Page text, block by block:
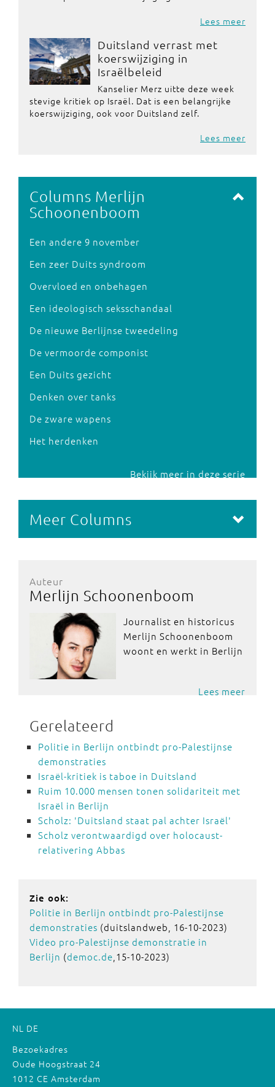
Lees meer
Duitsland verrast met
koerswijziging in
Israëlbeleid
Kanselier Merz uitte deze week
stevige kritiek op Israël. Dat is een belangrijke
koerswijziging, ook voor Duitsland zelf.
Lees meer
Columns Merlijn
Schoonenboom
Een andere 9 november
Een zeer Duits syndroom
Overvloed en onbehagen
Een ideologisch seksschandaal
De nieuwe Berlijnse tweedeling
De vermoorde componist
Een Duits gezicht
Denken over tanks
De zware wapens
Het herdenken
Bekijk meer in deze serie
Meer Columns
Auteur
Merlijn Schoonenboom
Journalist en historicus
Merlijn Schoonenboom
woont en werkt in Berlijn
Lees meer
Gerelateerd
Politie in Berlijn ontbindt pro-Palestijnse
demonstraties
Israël-kritiek is taboe in Duitsland
Ruim 10.000 mensen tonen solidariteit met
Israël in Berlijn
Scholz: 'Duitsland staat pal achter Israël'
Scholz verontwaardigd over holocaust-
relativering Abbas
Zie ook:
Politie in Berlijn ontbindt pro-Palestijnse
demonstraties (duitslandweb, 16-10-2023)
Video pro-Palestijnse demonstratie in
Berlijn (democ.de,15-10-2023)
NL DE
Bezoekadres
Oude Hoogstraat 24
1012 CE Amsterdam